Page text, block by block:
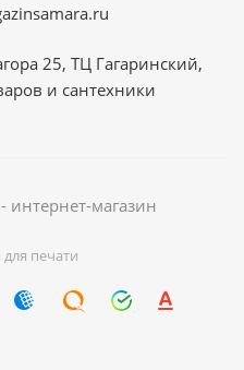
25, ТЦ Гагаринский,
и сантехники
интернет-магазин
для печати